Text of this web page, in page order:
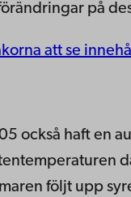
på
att se
också haft en
följt upp